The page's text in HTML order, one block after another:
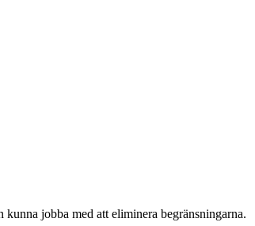
jobba med att eliminera begränsningarna.